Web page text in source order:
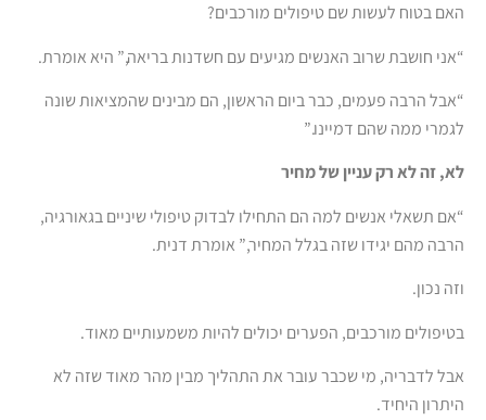
האם בטוח לעשות שם טיפולים מורכבים?
“אני חושבת שרוב האנשים מגיעים עם חשדנות בריאה,” היא אומרת.
“אבל הרבה פעמים, כבר ביום הראשון, הם מבינים שהמציאות שונה
לגמרי ממה שהם דמיינו.”
לא, זה לא רק עניין של מחיר
“אם תשאלי אנשים למה הם התחילו לבדוק טיפולי שיניים בגאורגיה,
הרבה מהם יגידו שזה בגלל המחיר,” אומרת דנית.
וזה נכון.
בטיפולים מורכבים, הפערים יכולים להיות משמעותיים מאוד.
אבל לדבריה, מי שכבר עובר את התהליך מבין מהר מאוד שזה לא
היתרון היחיד.